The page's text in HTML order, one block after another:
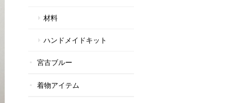
材料
ハンドメイドキット
宮古ブルー
着物アイテム